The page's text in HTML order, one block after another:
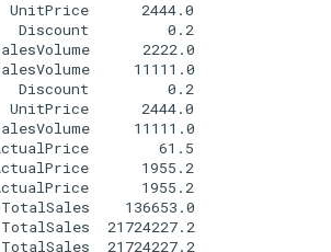
UnitPrice      2444.0
Discount         0.2
2222.0
11111.0
Discount         0.2
UnitPrice      2444.0
11111.0
61.5
1955.2
1955.2
136653.0
21724227.2